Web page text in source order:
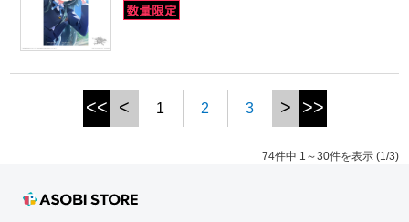
<< < 1 2 3 > >>
74件中 1～30件を表示 (1/3)